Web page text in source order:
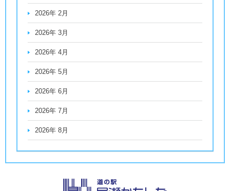
2026年 2月
2026年 3月
2026年 4月
2026年 5月
2026年 6月
2026年 7月
2026年 8月